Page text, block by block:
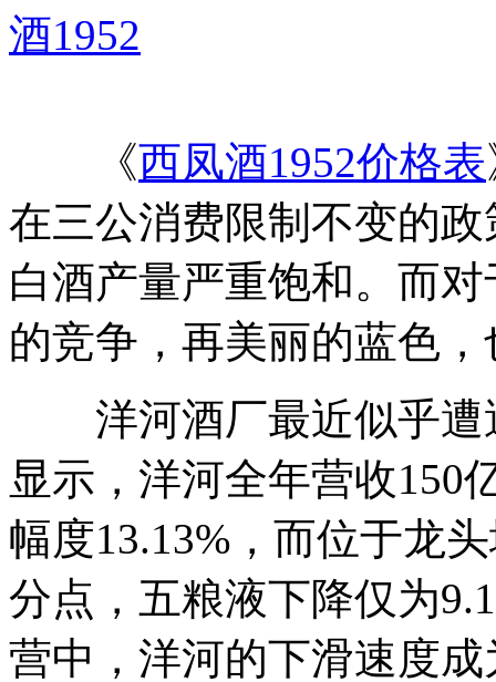
酒1952
《西凤酒1952价格表
在三公消费限制不变的
白酒产量严重饱和。而
的竞争，再美丽的蓝色
洋河酒厂最近似乎遭
显示，洋河全年营收150
幅度13.13%，而位于龙
分点，五粮液下降仅为
营中，洋河的下滑速度